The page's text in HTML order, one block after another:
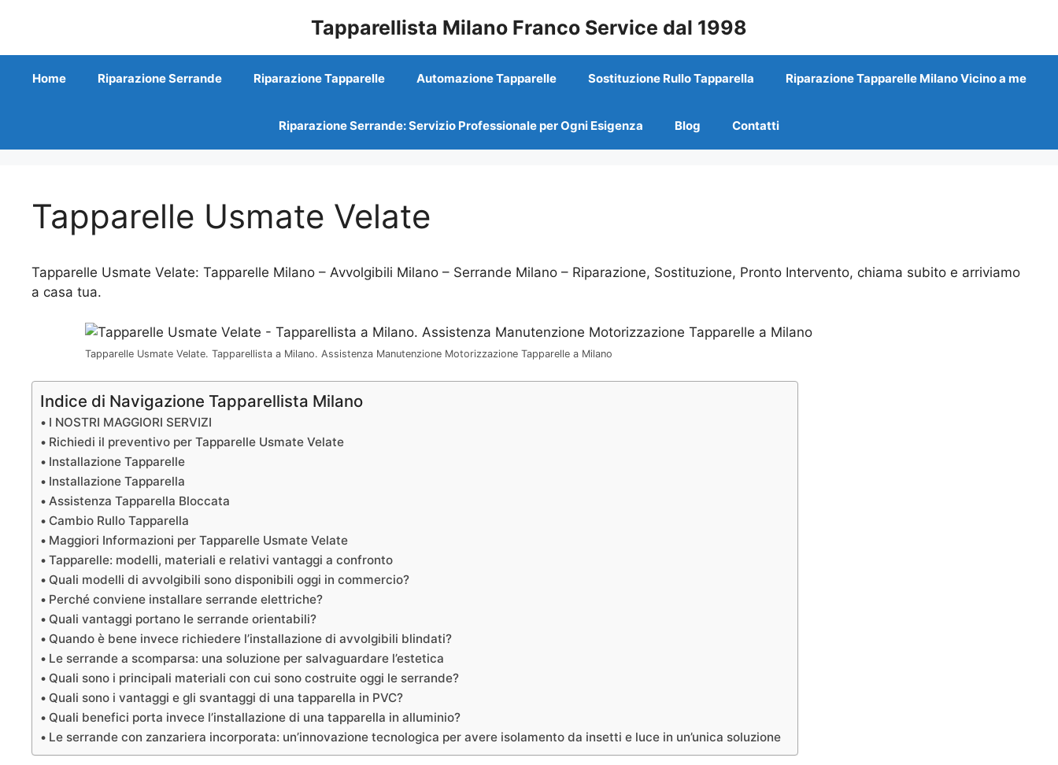
Tapparellista Milano Franco Service dal 1998
Home Riparazione Serrande Riparazione Tapparelle Automazione Tapparelle Sostituzione Rullo Tapparella Riparazione Tapparelle Milano Vicino a me
Riparazione Serrande: Servizio Professionale per Ogni Esigenza Blog Contatti
Tapparelle Usmate Velate
Tapparelle Usmate Velate: Tapparelle Milano – Avvolgibili Milano – Serrande Milano – Riparazione, Sostituzione, Pronto Intervento, chiama subito e arriviamo
a casa tua.
Tapparelle Usmate Velate. Tapparellista a Milano. Assistenza Manutenzione Motorizzazione Tapparelle a Milano
Indice di Navigazione Tapparellista Milano
I NOSTRI MAGGIORI SERVIZI
Richiedi il preventivo per Tapparelle Usmate Velate
Installazione Tapparelle
Installazione Tapparella
Assistenza Tapparella Bloccata
Cambio Rullo Tapparella
Maggiori Informazioni per Tapparelle Usmate Velate
Tapparelle: modelli, materiali e relativi vantaggi a confronto
Quali modelli di avvolgibili sono disponibili oggi in commercio?
Perché conviene installare serrande elettriche?
Quali vantaggi portano le serrande orientabili?
Quando è bene invece richiedere l’installazione di avvolgibili blindati?
Le serrande a scomparsa: una soluzione per salvaguardare l’estetica
Quali sono i principali materiali con cui sono costruite oggi le serrande?
Quali sono i vantaggi e gli svantaggi di una tapparella in PVC?
Quali benefici porta invece l’installazione di una tapparella in alluminio?
Le serrande con zanzariera incorporata: un’innovazione tecnologica per avere isolamento da insetti e luce in un’unica soluzione